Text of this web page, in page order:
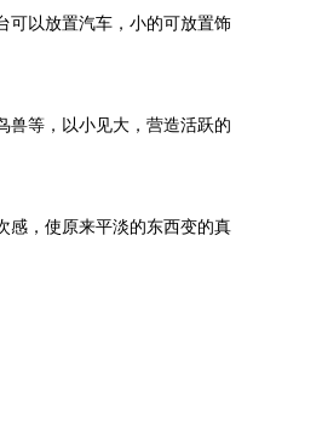
可以放置汽车，小的可放置饰
兽等，以小见大，营造活跃的
感，使原来平淡的东西变的真